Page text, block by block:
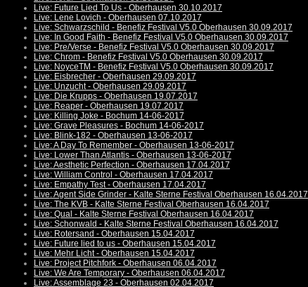
Live: Future Lied To Us - Oberhausen 30.10.2017
Live: Lene Lovich - Oberhausen 07.10.2017
Live: Schwarzschild - Benefiz Festival V5.0 Oberhausen 30.09.2017
Live: In Good Faith - Benefiz Festival V5.0 Oberhausen 30.09.2017
Live: Pre/Verse - Benefiz Festival V5.0 Oberhausen 30.09.2017
Live: Chrom - Benefiz Festival V5.0 Oberhausen 30.09.2017
Live: NoyceTM - Benefiz Festival V5.0 Oberhausen 30.09.2017
Live: Eisbrecher - Oberhausen 29.09.2017
Live: Unzucht - Oberhausen 29.09.2017
Live: Die Krupps - Oberhausen 19.07.2017
Live: Reaper - Oberhausen 19.07.2017
Live: Killing Joke - Bochum 14-06-2017
Live: Grave Pleasures - Bochum 14-06-2017
Live: Blink-182 - Oberhausen 13-06-2017
Live: A Day To Remember - Oberhausen 13-06-2017
Live: Lower Than Atlantis - Oberhausen 13-06-2017
Live: Aesthetic Perfection - Oberhausen 17.04.2017
Live: William Control - Oberhausen 17.04.2017
Live: Empathy Test - Oberhausen 17.04.2017
Live: Agent Side Grinder - Kalte Sterne Festival Oberhausen 16.04.2017
Live: The KVB - Kalte Sterne Festival Oberhausen 16.04.2017
Live: Qual - Kalte Sterne Festival Oberhausen 16.04.2017
Live: Schonwald - Kalte Sterne Festival Oberhausen 16.04.2017
Live: Rotersand - Oberhausen 15.04.2017
Live: Future lied to us - Oberhausen 15.04.2017
Live: Mehr Licht - Oberhausen 15.04.2017
Live: Project Pitchfork - Oberhausen 06.04.2017
Live: We Are Temporary - Oberhausen 06.04.2017
Live: Assemblage 23 - Oberhausen 02.04.2017